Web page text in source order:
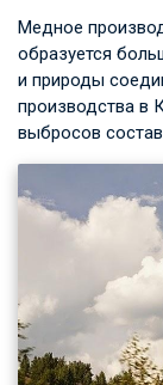
Медное
образуется
и природы
производства в
выбросов